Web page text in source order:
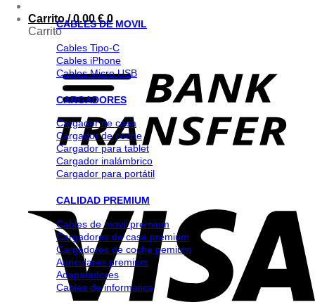
Carrito /0.00€ 0
Carrito
CABLES DE MOVIL
Cables Tipo-C
Cables iPhone
Cables Micro USB
CARGADORES
Cargador de casa
Cargador de coche
Cargador para tablet
Cargador inalámbrico
Cargador para portátil
CALIDAD PREMIUM
Cables de movil premium
Cargadores de casa premium
Cargadores de coche pemium
Auriculares premium
Adapatadores
Cables de informatica